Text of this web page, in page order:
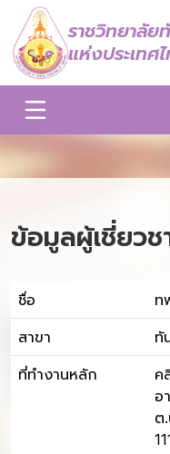
ราชวิทยาลั
แห่งประเทศ
ข้อมูลผู้เชี่ยว
ชื่อ ท
สาขา ทั
ที่ทำงานหลัก
ค
อ
ต